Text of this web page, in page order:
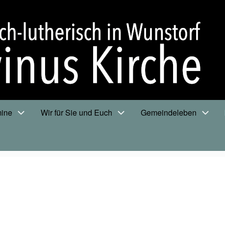
Wir für Sie und Euch Gemeindeleben